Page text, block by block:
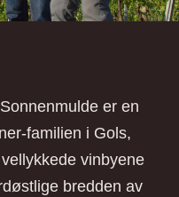
er en
familien i Gols,
vinbyene
bredden av